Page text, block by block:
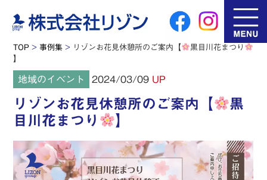
TOP > 事例集 > リゾンお花見休憩所のご案内【 黒目川花まつり
】
地域のイベント 2024/03/09 UP
リゾンお花見休憩所のご案内【 黒
目川花まつり 】